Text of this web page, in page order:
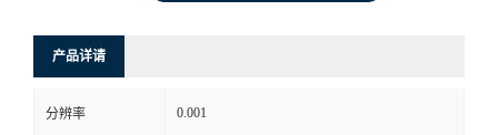
产品详请
分辨率 0.001